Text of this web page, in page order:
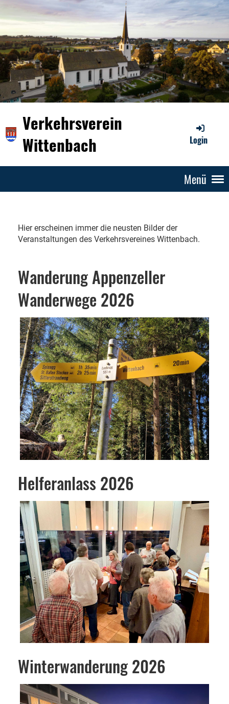
Verkehrsverein
Wittenbach
Login
Menü
Hier erscheinen immer die neusten Bilder der
Veranstaltungen des Verkehrsvereines Wittenbach.
Wanderung Appenzeller
Wanderwege 2026
Helferanlass 2026
Winterwanderung 2026